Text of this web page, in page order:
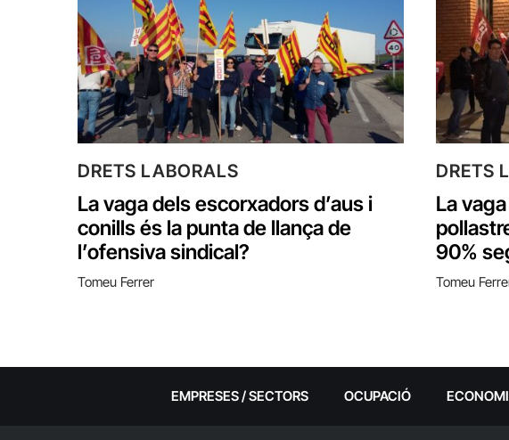
DRETS LABORALS
La vaga dels escorxadors d’aus i
conills és la punta de llança de
l’ofensiva sindical?
Tomeu Ferrer
DRETS
La
90%
Tomeu
EMPRESES / SECTORS OCUPACIÓ